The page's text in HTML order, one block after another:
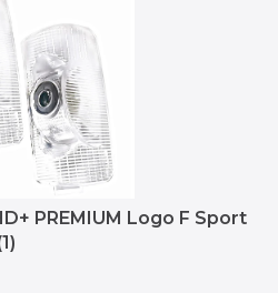
PREMIUM Logo F Sport
LC LS RX UX (1)